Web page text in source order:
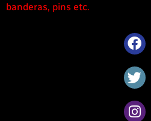
casino
banderas, pins etc.